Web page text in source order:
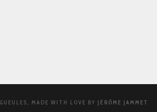
MADE WITH LOVE BY JÉRÔME JAMMET